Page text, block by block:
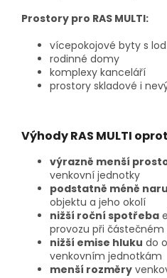
Prostory pro RAS MULTI:
vícepokojové byty s
rodinné domy
komplexy kanceláří
prostory skladové i
Výhody RAS MULTI
výrazně menší
venkovní jednotky
podstatně méně
objektu a jeho okolí
nižší roční spotřeba
provozu při
nižší emise hluku do
venkovním jednotkám
menší rozměry